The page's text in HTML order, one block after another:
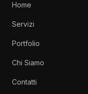
Home
Servizi
Portfolio
Chi Siamo
Contatti